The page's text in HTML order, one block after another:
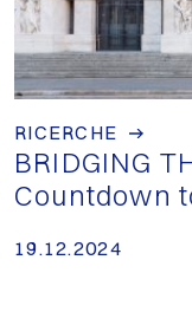
RICERCHE
BRIDGING
Countdown
19.12.2024